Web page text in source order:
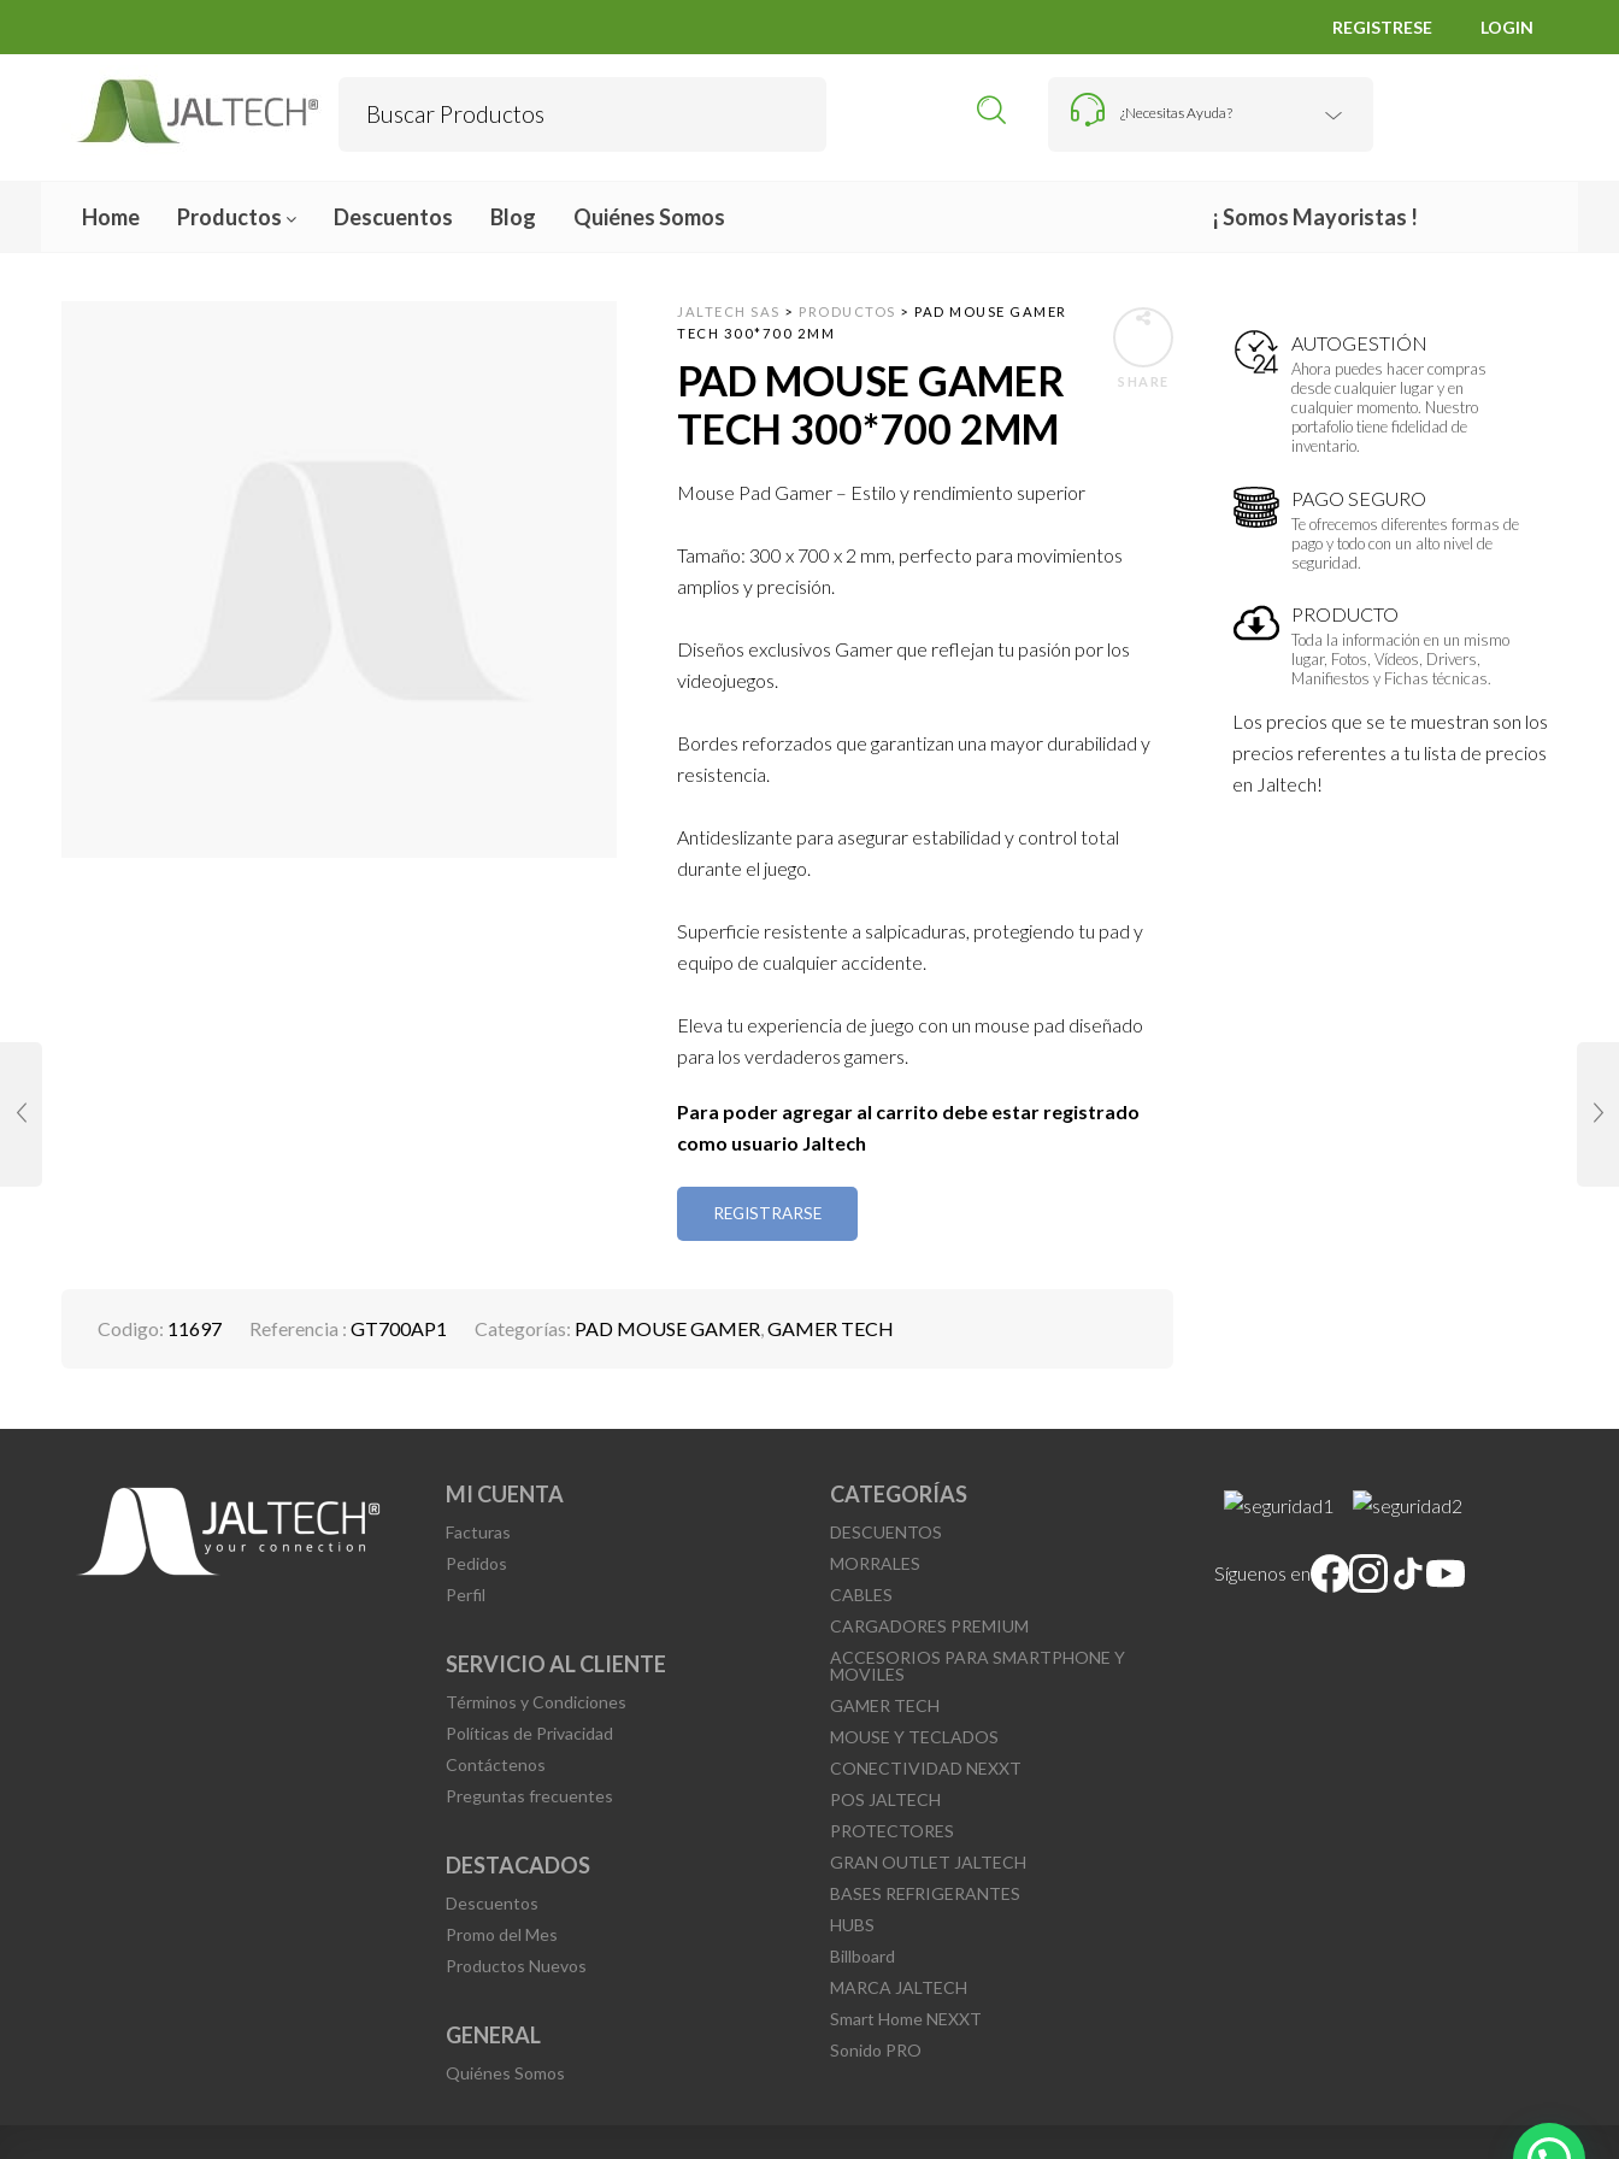
REGISTRESE LOGIN
¿Necesitas Ayuda?
Home Productos Descuentos Blog Quiénes Somos ¡ Somos Mayoristas !
AUTOGESTIÓN
Ahora puedes hacer compras
desde cualquier lugar y en
cualquier momento. Nuestro
portafolio tiene fidelidad de
inventario.
PAGO SEGURO
Te ofrecemos diferentes formas de
pago y todo con un alto nivel de
seguridad.
PRODUCTO
Toda la información en un mismo
lugar, Fotos, Vídeos, Drivers,
Manifiestos y Fichas técnicas.
Los precios que se te muestran son los
precios referentes a tu lista de precios
en Jaltech!
SHARE
JALTECH SAS > PRODUCTOS >PAD MOUSE GAMER
TECH 300*700 2MM
PAD MOUSE GAMER
TECH 300*700 2MM
Mouse Pad Gamer – Estilo y rendimiento superior
Tamaño: 300 x 700 x 2 mm, perfecto para movimientos
amplios y precisión.
Diseños exclusivos Gamer que reflejan tu pasión por los
videojuegos.
Bordes reforzados que garantizan una mayor durabilidad y
resistencia.
Antideslizante para asegurar estabilidad y control total
durante el juego.
Superficie resistente a salpicaduras, protegiendo tu pad y
equipo de cualquier accidente.
Eleva tu experiencia de juego con un mouse pad diseñado
para los verdaderos gamers.
Para poder agregar al carrito debe estar registrado
como usuario Jaltech
REGISTRARSE
Codigo: 11697 Referencia : GT700AP1 Categorías: PAD MOUSE GAMER,GAMER TECH
MI CUENTA
Facturas
Pedidos
Perfil
SERVICIO AL CLIENTE
Términos y Condiciones
Políticas de Privacidad
Contáctenos
Preguntas frecuentes
DESTACADOS
Descuentos
Promo del Mes
Productos Nuevos
GENERAL
Quiénes Somos
CATEGORÍAS
DESCUENTOS
MORRALES
CABLES
CARGADORES PREMIUM
ACCESORIOS PARA SMARTPHONE Y
MOVILES
GAMER TECH
MOUSE Y TECLADOS
CONECTIVIDAD NEXXT
POS JALTECH
PROTECTORES
GRAN OUTLET JALTECH
BASES REFRIGERANTES
HUBS
Billboard
MARCA JALTECH
Smart Home NEXXT
Sonido PRO
Síguenos en